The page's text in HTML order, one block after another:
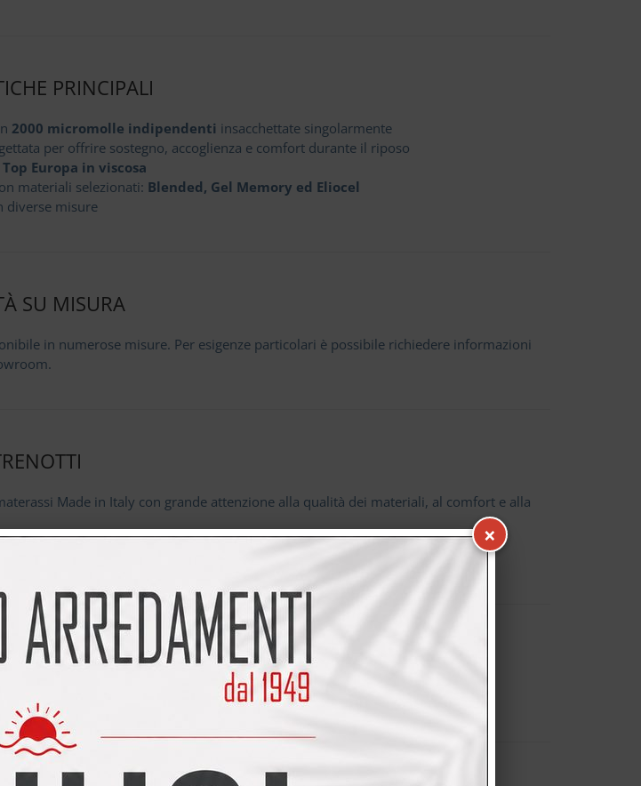
PRINCIPALI
2000 micromolle indipendenti insacchettate singolarmente
per offrire sostegno, accoglienza e comfort durante il riposo
Top Europa in viscosa
materiali selezionati: Blended, Gel Memory ed Eliocel
diverse misure
SU MISURA
in numerose misure. Per esigenze particolari è possibile richiedere informazioni
Made in Italy con grande attenzione alla qualità dei materiali, al comfort e alla
SCADENZA DELLA PROMO
riquadro rosso in alto a destra.
×